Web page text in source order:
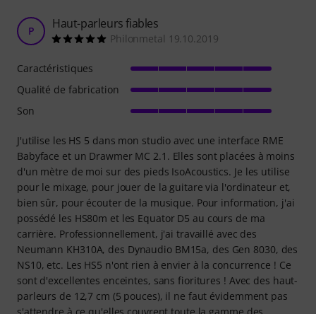
P Haut-parleurs fiables
Philonmetal 19.10.2019
J'utilise les HS 5 dans mon studio avec une interface RME
Babyface et un Drawmer MC 2.1. Elles sont placées à moins
d'un mètre de moi sur des pieds IsoAcoustics. Je les utilise
pour le mixage, pour jouer de la guitare via l'ordinateur et,
bien sûr, pour écouter de la musique. Pour information, j'ai
possédé les HS80m et les Equator D5 au cours de ma
carrière. Professionnellement, j'ai travaillé avec des
Neumann KH310A, des Dynaudio BM15a, des Gen 8030, des
NS10, etc. Les HS5 n'ont rien à envier à la concurrence ! Ce
sont d'excellentes enceintes, sans fioritures ! Avec des haut-
parleurs de 12,7 cm (5 pouces), il ne faut évidemment pas
s'attendre à ce qu'elles couvrent toute la gamme des
Caractéristiques
Qualité de fabrication
Son